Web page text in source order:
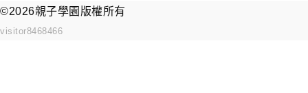
©2026親子學園 版權所有
visitor8468466